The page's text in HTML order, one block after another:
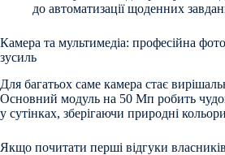
до автоматизації щоденних
Камера та мультимедіа: професійна
зусиль
Для багатьох саме камера стає
Основний модуль на 50 Мп робить
у сутінках, зберігаючи природні
Якщо почитати перші відгуки